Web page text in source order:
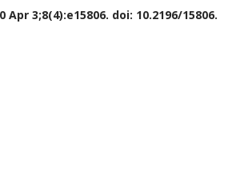
3;8(4):e15806. doi: 10.2196/15806.